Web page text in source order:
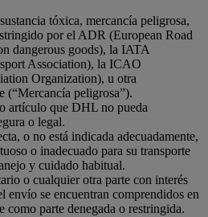
tóxica, mercancía peligrosa,
por el ADR (European Road
dangerous goods), la IATA
Association), la ICAO
Organization), u otra
(“Mercancía peligrosa”).
artículo que DHL no pueda
o legal.
o no está indicada adecuadamente,
o inadecuado para su transporte
y cuidado habitual.
o cualquier otra parte con interés
envío se encuentran comprendidos en
como parte denegada o restringida.